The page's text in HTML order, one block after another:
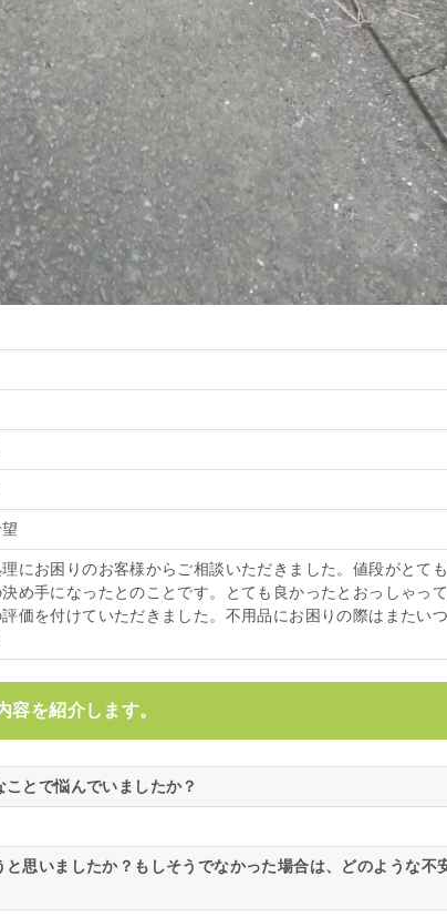
にお困りのお客様からご相談いただきました。値段がとて
決め手になったとのことです。とても良かったとおっしゃっ
評価を付けていただきました。不用品にお困りの際はまたい
容を紹介します。
とで悩んでいましたか？
思いましたか？もしそうでなかった場合は、どのような不